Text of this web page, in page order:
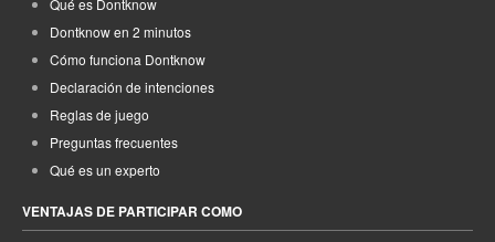
Qué es Dontknow
Dontknow en 2 minutos
Cómo funciona Dontknow
Declaración de intenciones
Reglas de juego
Preguntas frecuentes
Qué es un experto
VENTAJAS DE PARTICIPAR COMO